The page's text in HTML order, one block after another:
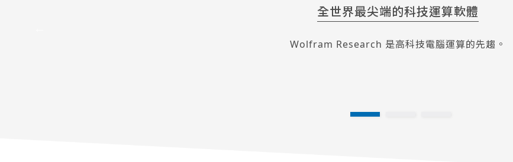
全世界最尖端的科技運算軟體
Wolfram Research 是高科技電腦運算的先趨。